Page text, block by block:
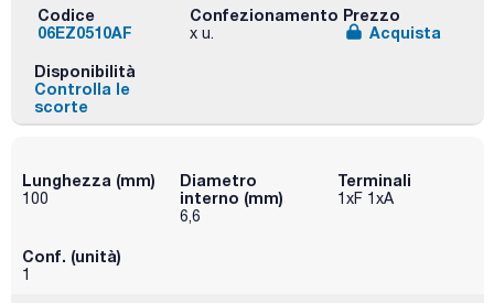
Codice
06EZ0510AF
Confezionamento
x u.
Prezzo
Acquista
Disponibilità
Controlla le
scorte
Lunghezza (mm)
100
Diametro
interno (mm)
6,6
Terminali
1xF 1xA
Conf. (unità)
1